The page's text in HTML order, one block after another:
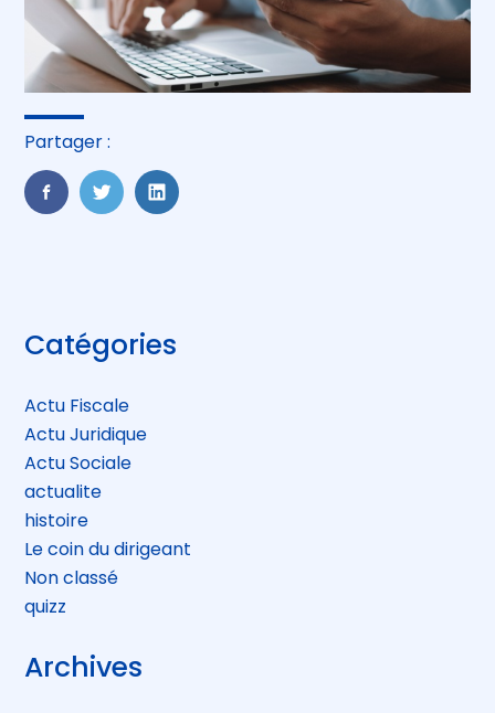
Partager :
FaceBook
TwitterLinkedIn
Blog
sidebar
Catégories
Actu Fiscale
Actu Juridique
Actu Sociale
actualite
histoire
Le coin du dirigeant
Non classé
quizz
Archives